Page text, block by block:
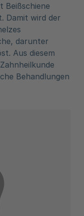
Beißschiene
Damit wird der
darunter
Aus diesem
Behandlungen